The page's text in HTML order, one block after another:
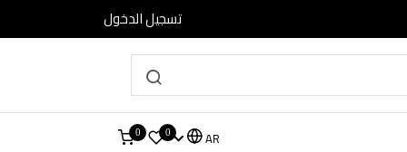
تسجيل الدخول
AR
0
0